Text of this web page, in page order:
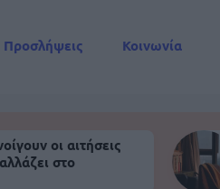
Προσλήψεις Κοινωνία
οι αιτήσεις
στο